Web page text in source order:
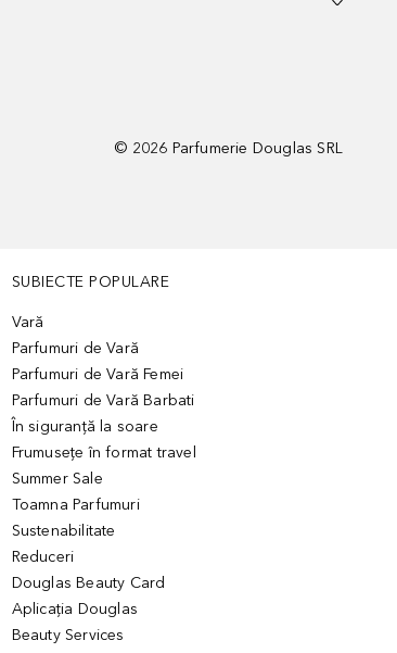
© 2026 Parfumerie Douglas SRL
SUBIECTE POPULARE
Vară
Parfumuri de Vară
Parfumuri de Vară Femei
Parfumuri de Vară Barbati
În siguranță la soare
Frumusețe în format travel
Summer Sale
Toamna Parfumuri
Sustenabilitate
Reduceri
Douglas Beauty Card
Aplicația Douglas
Beauty Services